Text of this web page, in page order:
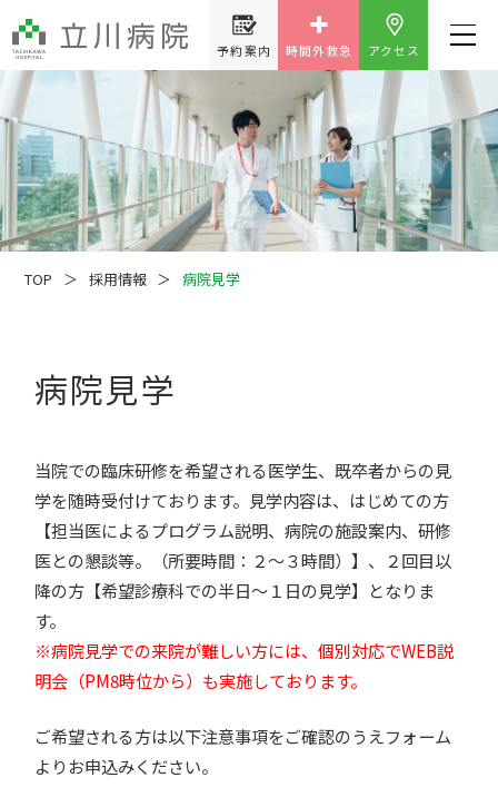
疾患解説
予約案内 時間外救急 アクセス
TOP 採用情報 病院見学
病院見学
当院での臨床研修を希望される医学生、既卒者からの見
学を随時受付けております。見学内容は、はじめての方
【担当医によるプログラム説明、病院の施設案内、研修
医との懇談等。（所要時間：２～３時間）】、２回目以
降の方【希望診療科での半日～１日の見学】となりま
す。
※病院見学での来院が難しい方には、個別対応でWEB説
明会（PM8時位から）も実施しております。
ご希望される方は以下注意事項をご確認のうえフォーム
よりお申込みください。